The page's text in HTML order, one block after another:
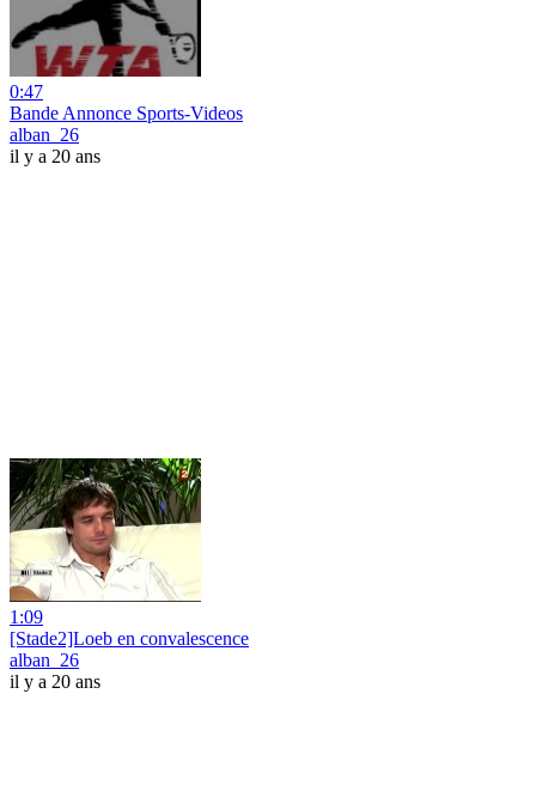
0:47
Bande Annonce Sports-Videos
alban_26
il y a 20 ans
1:09
[Stade2]Loeb en convalescence
alban_26
il y a 20 ans